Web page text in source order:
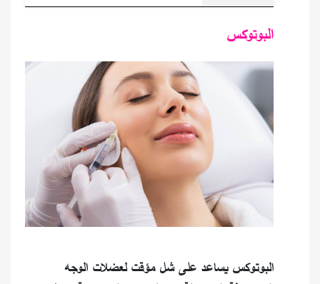
البوتوكس
البوتوكس يساعد على شل مؤقت لعضلات الوجه